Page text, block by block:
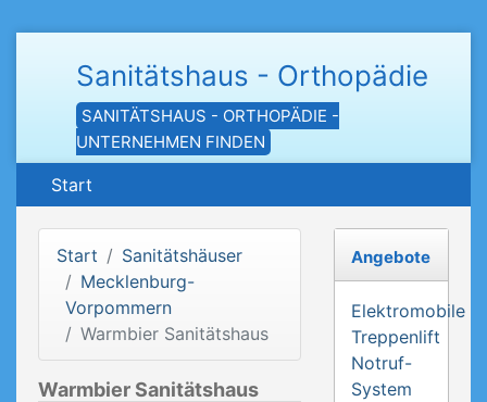
Sanitätshaus - Orthopädie
SANITÄTSHAUS - ORTHOPÄDIE -
UNTERNEHMEN FINDEN
Start
Start
Sanitätshäuser
Mecklenburg-
Vorpommern
Warmbier Sanitätshaus
Warmbier Sanitätshaus
Angebote
Elektromobile
Treppenlift
Notruf-
System